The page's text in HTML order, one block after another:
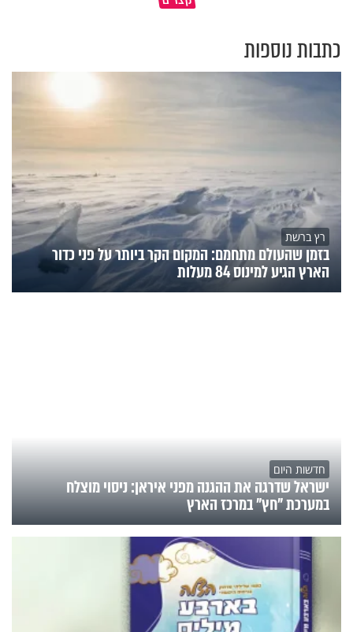
כתבות נוספות
רץ ברשת
בזמן שהעולם מתחמם: המקום הקר ביותר על פני כדור
הארץ הגיע למינוס 84 מעלות
חדשות היום
ישראל שדרגה את ההגנה מפני איראן: ניסוי מוצלח
במערכת "חץ" במרכז הארץ